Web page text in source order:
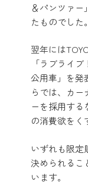
＆パンツァ
たものでした。
翌年には
「ラブライ
公用車」を発
らでは、カー
ーを採用する
の消費欲をく
いずれも限定
決められるこ
います。